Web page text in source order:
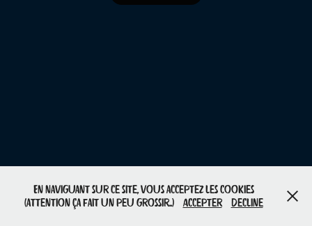
En naviguant sur ce site, vous acceptez les cookies
(attention ça fait un peu grossir..)
Accepter Decline